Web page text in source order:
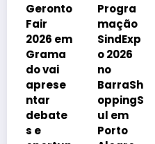
Geronto
Fair
2026 em
Grama
do vai
aprese
ntar
debate
Progra
mação
SindExp
o 2026
BarraSh
oppingS
ul em
Porto